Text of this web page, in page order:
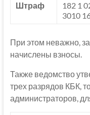
Штраф
182 1
3010
При этом неважно,
начислены взносы.
Также ведомство
трех разрядов КБК,
администраторов,